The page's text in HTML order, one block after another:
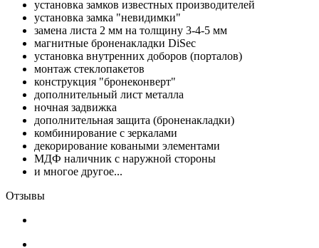
установка замков известных производителей
установка замка "невидимки"
замена листа 2 мм на толщину 3-4-5 мм
магнитные броненакладки DiSec
установка внутренних доборов (порталов)
монтаж стеклопакетов
конструкция "бронеконверт"
дополнительный лист металла
ночная задвижка
дополнительная защита (броненакладки)
комбинирование с зеркалами
декорирование коваными элементами
МДФ наличник с наружной стороны
и многое другое...
Отзывы